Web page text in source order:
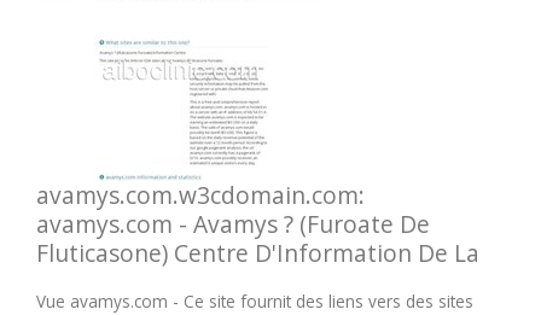
avamys.com.w3cdomain.com:
avamys.com - Avamys ? (Furoate De
Fluticasone) Centre D'Information De La
Vue avamys.com - Ce site fournit des liens vers des sites